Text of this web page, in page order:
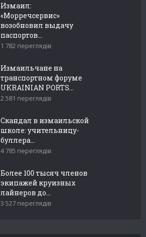
Измаил:
«Морречсервис»
возобновил выдачу
паспортов...
1 782 переглядів
Измаильчане на
транспортном форуме
UKRAINIAN PORTS...
2 581 переглядів
Скандал в измаильской
школе: учительницу-
буллера...
4 785 переглядів
Более 100 тысяч членов
экипажей круизных
лайнеров до...
3 527 переглядів